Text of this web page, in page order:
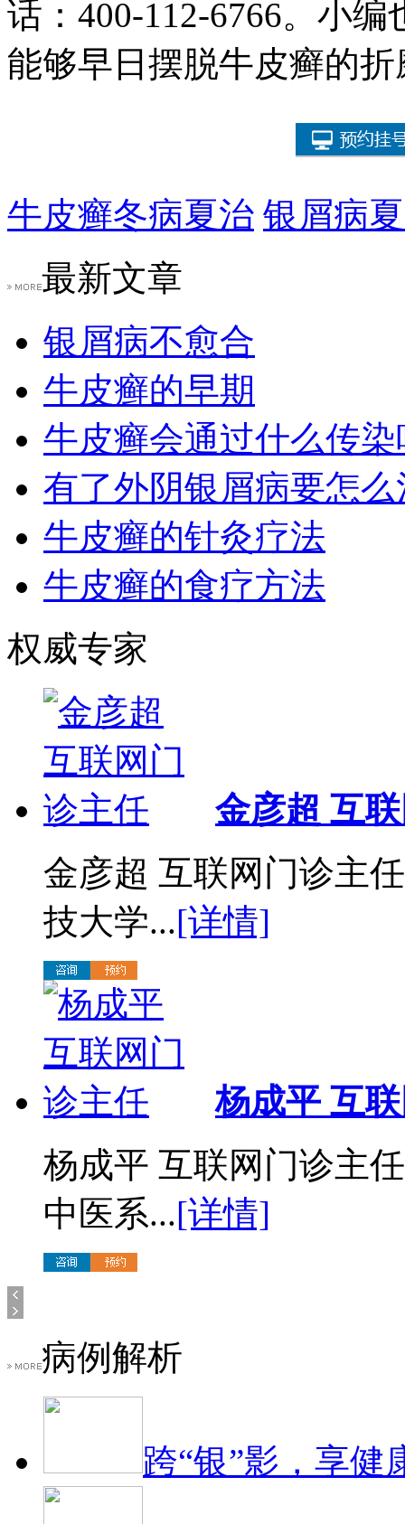
话：400-112-6766。小
能够早日摆脱牛皮癣的
牛皮癣冬病夏治 银屑病
最新文章
银屑病不愈合
牛皮癣的早期
牛皮癣会通过什么传染
有了外阴银屑病要怎么
牛皮癣的针灸疗法
牛皮癣的食疗方法
权威专家
金彦超 互
金彦超 互联网门诊主
技大学...[详情]
杨成平 互
杨成平 互联网门诊主
中医系...[详情]
病例解析
跨“银”影，享健